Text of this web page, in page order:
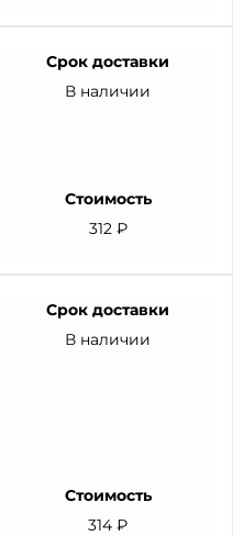
Срок доставки
В наличии
Стоимость
312 ₽
Срок доставки
В наличии
Стоимость
314 ₽